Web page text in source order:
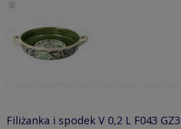
Filiżanka i spodek V 0,2 L F043